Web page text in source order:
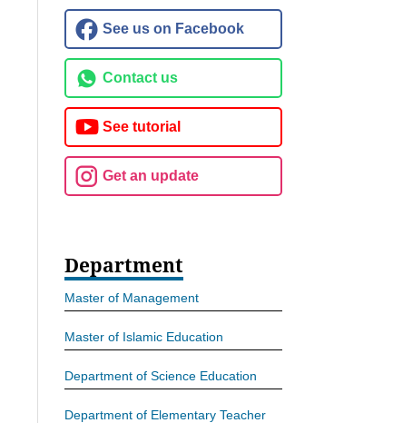
See us on Facebook
Contact us
See tutorial
Get an update
Department
Master of Management
Master of Islamic Education
Department of Science Education
Department of Elementary Teacher